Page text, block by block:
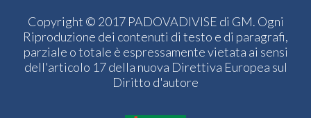
Copyright © 2017 PADOVADIVISE di GM. Ogni
Riproduzione dei contenuti di testo e di paragrafi,
parziale o totale è espressamente vietata ai sensi
dell'articolo 17 della nuova Direttiva Europea sul
Diritto d'autore